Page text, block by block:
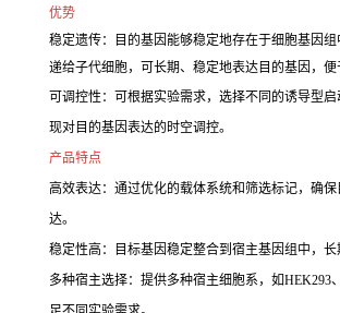
优势
稳定遗传：目的基因能够稳定地存在于细胞基因
递给子代细胞，可长期、稳定地表达目的基因，便
可调控性：可根据实验需求，选择不同的诱导型
现对目的基因表达的时空调控。
产品特点
高效表达：通过优化的载体系统和筛选标记，确
达。
稳定性高：目标基因稳定整合到宿主基因组中，长
多种宿主选择：提供多种宿主细胞系，如HEK293